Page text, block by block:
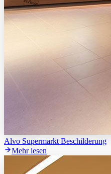
Alvo Supermarkt Beschilderung
Mehr lesen